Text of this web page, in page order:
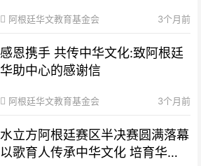
阿根廷华文教育基金会 3个月前
感恩携手 共传中华文化:致阿根廷
华助中心的感谢信
阿根廷华文教育基金会 3个月前
水立方阿根廷赛区半决赛圆满落幕
以歌育人传承中华文化 培育华裔